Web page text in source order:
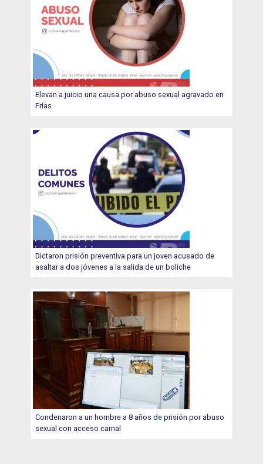
Elevan a juicio una causa por abuso sexual agravado en
Frías
Dictaron prisión preventiva para un joven acusado de
asaltar a dos jóvenes a la salida de un boliche
Condenaron a un hombre a 8 años de prisión por abuso
sexual con acceso carnal